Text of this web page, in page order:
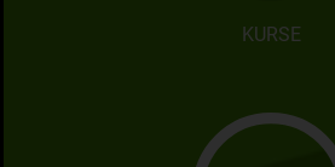
KURSE